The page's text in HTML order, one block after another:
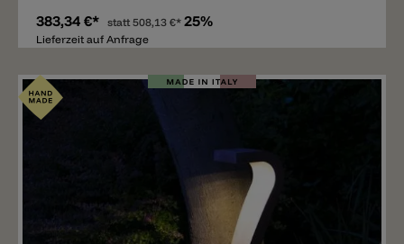
Material BETALY® unter anderem UV-beständig,
frostbeständig und schlagbeständig. Erhältlich ist die
Corten, Grau und Schwarz (Anthrazit) und in zwei
Höhen. Das integrierte LED-Modul wird von einem
temperierten Glase geschützt und verbreitet
insgesamt 600lm mit Lichtfarbe 2700k (auch in 2200K
383,34 €* statt508,13 €* 25%
Lieferzeit auf Anfrage